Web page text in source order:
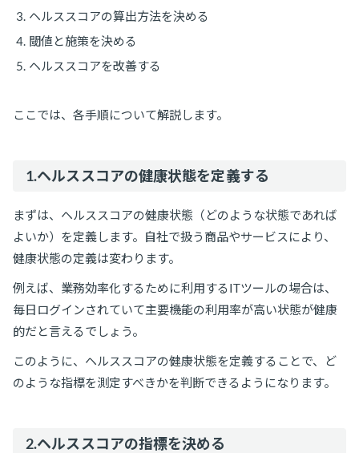
ヘルススコアの算出方法を決める
閾値と施策を決める
ヘルススコアを改善する
ここでは、各手順について解説します。
1.ヘルススコアの健康状態を定義する
まずは、ヘルススコアの健康状態（どのような状態であれば
よいか）を定義します。自社で扱う商品やサービスにより、
健康状態の定義は変わります。
例えば、業務効率化するために利用するITツールの場合は、
毎日ログインされていて主要機能の利用率が高い状態が健康
的だと言えるでしょう。
このように、ヘルススコアの健康状態を定義することで、ど
のような指標を測定すべきかを判断できるようになります。
2.ヘルススコアの指標を決める